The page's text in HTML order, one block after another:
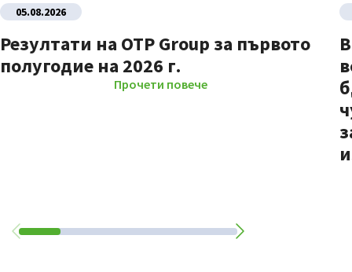
05.08.2026
Резултати на OTP Group за първото
полугодие на 2026 г.
Прочети повече